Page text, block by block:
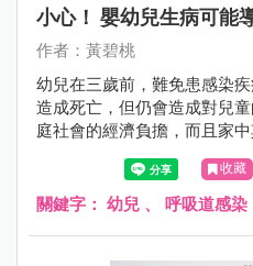
小心！ 嬰幼兒生病可能
作者：黃碧桃
幼兒在三歲前，難免患感染
造成死亡，但仍會造成對兒
庭社會的經濟負擔，而且家
三歲以前的幼兒，到底易患
因素，是值得探討的。
收藏
關鍵字： 幼兒 、 呼吸道感染